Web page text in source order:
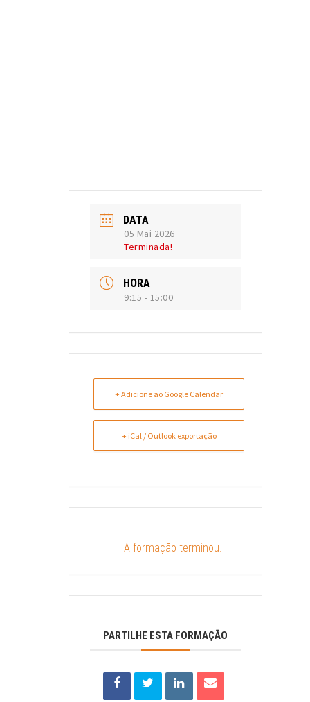
DATA
05 Mai 2026
Terminada!
HORA
9:15 - 15:00
+ Adicione ao Google Calendar
+ iCal / Outlook exportação
A formação terminou.
PARTILHE ESTA FORMAÇÃO